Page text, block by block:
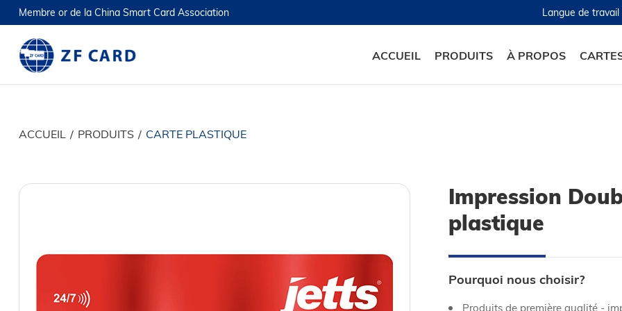
Membre or de la China Smart Card Association Langue de travail
ACCUEIL PRODUITS À PROPOS
ACCUEIL / PRODUITS / CARTE PLASTIQUE
Impression
plastique
Pourquoi nous choisir?
Produits de première qualité -